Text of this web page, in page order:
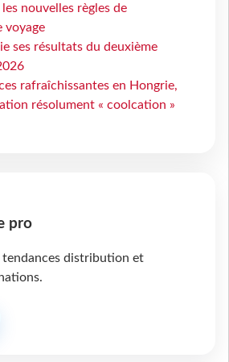
nouvelles règles de
voyage
ses résultats du deuxième
rafraîchissantes en Hongrie,
résolument « coolcation »
pro
tendances distribution et